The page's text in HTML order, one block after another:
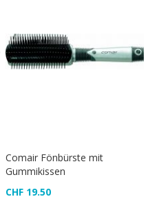
Comair Fönbürste mit
Gummikissen
CHF 19.50